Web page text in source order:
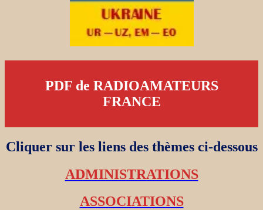
PDF de RADIOAMATEURS
FRANCE
Cliquer sur les liens des thèmes ci-dessous
ADMINISTRATIONS
ASSOCIATIONS